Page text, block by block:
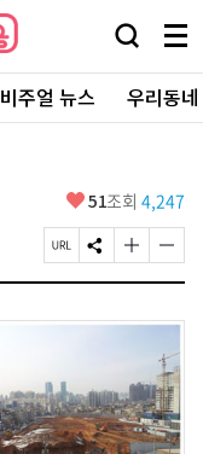
검
창
열
기
메
뉴
전
체
보
비주얼 뉴스 우리동
좋
요
51조회 4,247
페
이
U
복
사
S
N
공
글
자
기
변
경
하
기
글
자
기
게
변
경
하
기